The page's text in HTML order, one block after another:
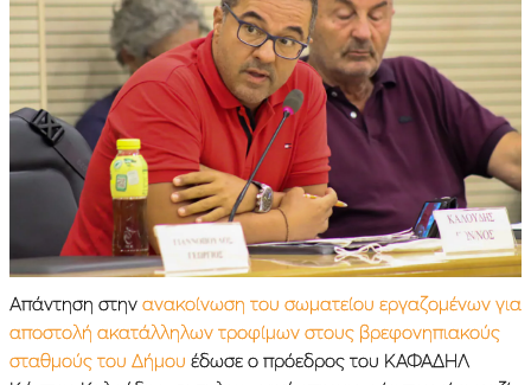
Απάντηση στην ανακοίνωση του σωματείου εργαζομένων για
αποστολή ακατάλληλων τροφίμων στους βρεφονηπιακούς
σταθμούς του Δήμου έδωσε ο πρόεδρος του ΚΑΦΑΔΗΛ